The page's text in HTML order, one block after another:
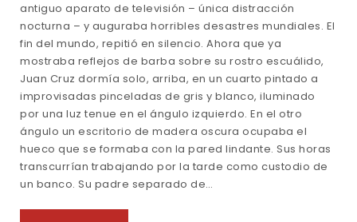
antiguo aparato de televisión – única distracción
nocturna – y auguraba horribles desastres mundiales. El
fin del mundo, repitió en silencio. Ahora que ya
mostraba reflejos de barba sobre su rostro escuálido,
Juan Cruz dormía solo, arriba, en un cuarto pintado a
improvisadas pinceladas de gris y blanco, iluminado
por una luz tenue en el ángulo izquierdo. En el otro
ángulo un escritorio de madera oscura ocupaba el
hueco que se formaba con la pared lindante. Sus horas
transcurrían trabajando por la tarde como custodio de
un banco. Su padre separado de…